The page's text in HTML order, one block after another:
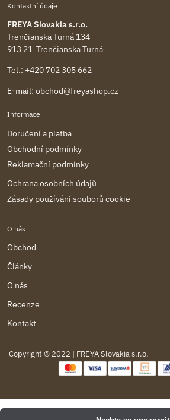
Kontaktní údaje
FREYA Slovakia s.r.o.
Trenčianska Turná 134
913 21 Trenčianska Turná
Tel.: +420 702 305 662
E-mail: obchod@freyashop.cz
Informace
Doručení a platba
Obchodní podmínky
Reklamační podmínky
Ochrana osobních údajů
Zásady používání souborů cookie
O nás
Obchod
Články
O nás
Recenze
Kontakt
Copyright © 2022 | FREYA Slovakia s.r.o.